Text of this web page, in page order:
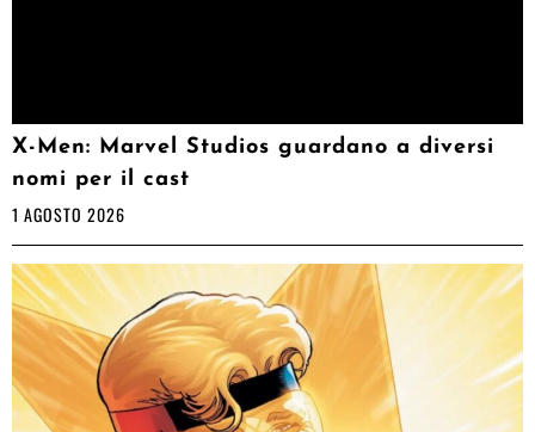
X-Men: Marvel Studios guardano a diversi
nomi per il cast
1 AGOSTO 2026